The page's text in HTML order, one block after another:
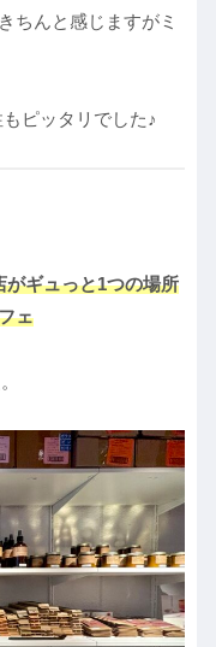
ちんと感じますがミ
ピッタリでした♪
がギュっと1つの場所
ェ